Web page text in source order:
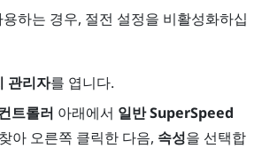
하는 경우, 절전 설정을 비활성화하십
관리자를 엽니다.
트롤러 아래에서 일반 SuperSpeed
아 오른쪽 클릭한 다음, 속성을 선택합